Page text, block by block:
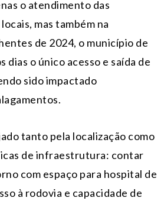
o atendimento das
mas também na
de 2024, o município de
dias o único acesso e saída de
sido impactado
tanto pela localização como
de infraestrutura: contar
com espaço para hospital de
à rodovia e capacidade de